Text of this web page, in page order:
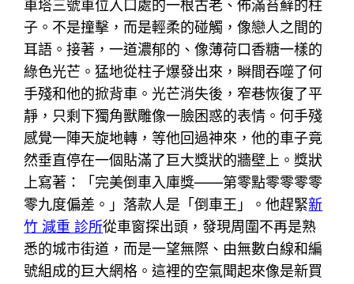
車塔三號車位入口處的一根古老、佈滿苔蘚的柱
子。不是撞擊，而是輕柔的碰觸，像戀人之間的
耳語。接著，一道濃郁的、像薄荷口香糖一樣的
綠色光芒。猛地從柱子爆發出來，瞬間吞噬了何
手殘和他的掀背車。光芒消失後，窄巷恢復了平
靜，只剩下獨角獸雕像一臉困惑的表情。何手殘
感覺一陣天旋地轉，等他回過神來，他的車子竟
然垂直停在一個貼滿了巨大獎狀的牆壁上。獎狀
上寫著：「完美倒車入庫獎——第零點零零零零
零九度偏差。」落款人是「倒車王」。他趕緊新
竹 減重 診所從車窗探出頭，發現周圍不再是熟
悉的城市街道，而是一望無際、由無數白線和編
號組成的巨大網格。這裡的空氣聞起來像是新買